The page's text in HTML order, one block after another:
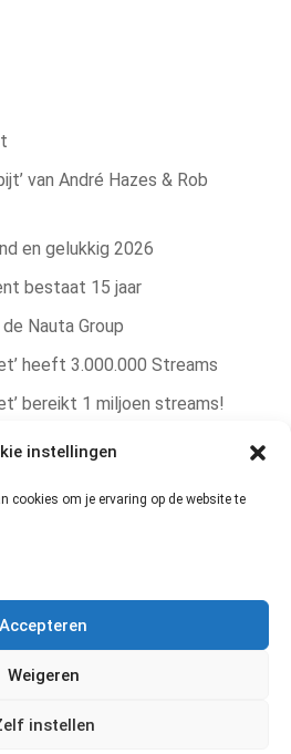
instellingen
cookies om je ervaring op de website te
Accepteren
Weigeren
instellen
van André Hazes & Rob
en gelukkig 2026
bestaat 15 jaar
Nauta Group
heeft 3.000.000 Streams
bereikt 1 miljoen streams!
Bere Koud’ winterhit!
de platenbaas